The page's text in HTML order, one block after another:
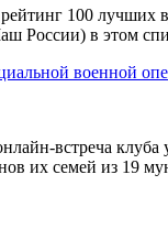
100 лучших
России) в этом
военной
встреча
их семей из 19